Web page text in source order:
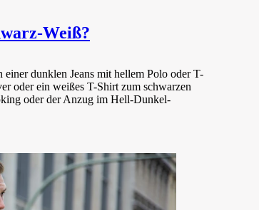
Weiß?
dunklen Jeans mit hellem Polo oder T-
oder ein weißes T-Shirt zum schwarzen
oder der Anzug im Hell-Dunkel-